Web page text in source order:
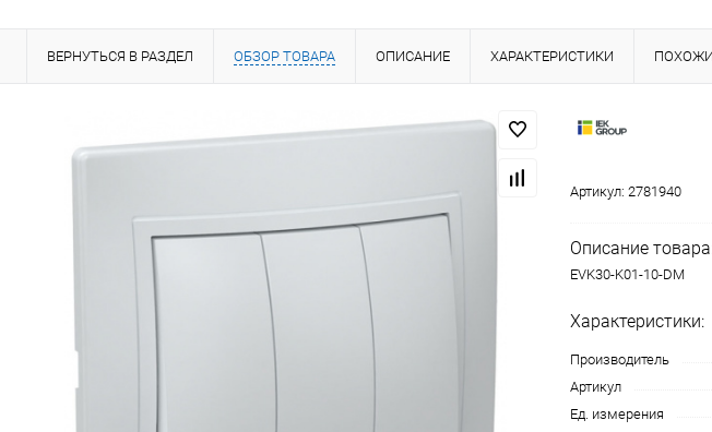
ВЕРНУТЬСЯ В РАЗДЕЛ ОБЗОР ТОВАРА ОПИСАНИЕ ХАРАКТЕРИСТИКИ
Артикул: 2781940
Описание
EVK30-K01-10-DM
Характеристики:
Производитель
Артикул
Ед. измерения